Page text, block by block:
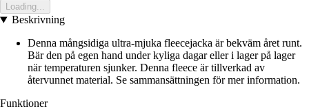
Loading...
Beskrivning
Denna mångsidiga ultra-mjuka fleecejacka är bekväm året runt.
Bär den på egen hand under kyliga dagar eller i lager på lager
när temperaturen sjunker. Denna fleece är tillverkad av
återvunnet material. Se sammansättningen för mer information.
Funktioner